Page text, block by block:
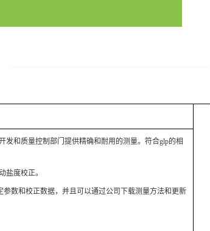
发和质量控制部门提供精确和耐用的测量。符合glp的相
盐度校正。
数和校正数据，并且可以通过公司下载测量方法和更新